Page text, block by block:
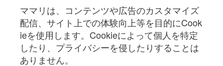
ママリは、コンテンツや広告のカスタマイズ
配信、サイト上での体験向上等を目的にCook
ieを使用します。Cookieによって個人を特定
したり、プライバシーを侵したりすることは
ありません。
妊娠〜子育て中のお役立ち情報を配信中